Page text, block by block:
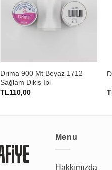
Drima 900 Mt Beyaz 1712
Sağlam Dikiş İpi
TL110,00
Menu
Hakkımızda